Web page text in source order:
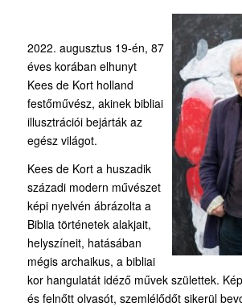
2022. augusztus 19-én, 87
éves korában elhunyt
Kees de Kort holland
festőművész, akinek bibliai
illusztrációi bejárták az
egész világot.
Kees de Kort a huszadik
századi modern művészet
képi nyelvén ábrázolta a
Biblia történetek alakjait,
helyszíneit, hatásában
mégis archaikus, a bibliai
kor hangulatát idéző művek születtek.
és felnőtt olvasót, szemlélődőt sikerül